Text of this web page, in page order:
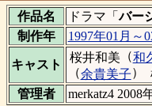
作品名 ドラマ「バー
制作年
1997年01月～
キャスト
桜井和美 （和
（余貴美子）
管理者
merkatz4